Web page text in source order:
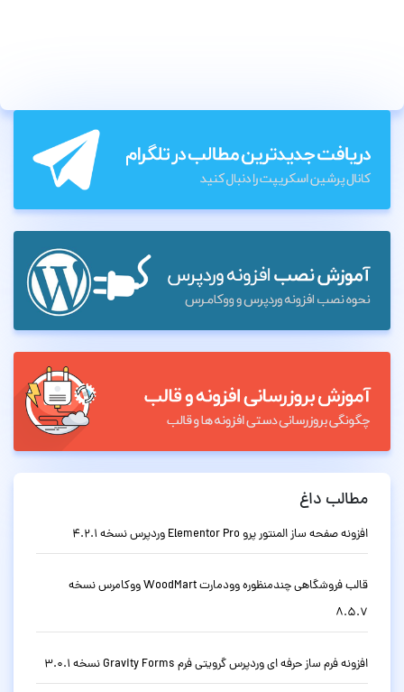
مطالب داغ
افزونه صفحه ساز المنتور پرو Elementor Pro وردپرس نسخه 4.2.1
قالب فروشگاهی چندمنظوره وودمارت WoodMart ووکامرس نسخه
8.5.7
افزونه فرم ساز حرفه ای وردپرس گرویتی فرم Gravity Forms نسخه 3.0.1